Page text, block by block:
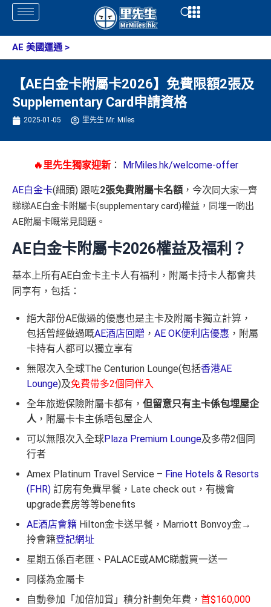
Skip
content
Open
AE 美國運通 >
【AE白金卡附屬卡2026】免費限額2張及
Supplementary Card申請資格
2025-01-05 里先生 Mr. Miles
🔥里先生獨家迎新： MrMiles.hk/welcome-offer
AE白金卡(細頭) 跟咗2張免費附屬卡名額 ，今次同大家一齊
睇睇AE白金卡附屬卡(supplementary card)權益，同埋一啲出
AE附屬卡嘅常見問題。
AE白金卡附屬卡2026權益及福利？
基本上所有AE白金卡主卡人有福利，附屬卡持卡人都會共
同享有，包括：
絕大部份AE做過的優惠也是主卡及附屬卡獨立計算，
包括曾經做過嘅AE酒店回贈 ， AE OK便利店優惠 ，附屬
卡持有人都可以獨立享有
無限次入全球The Centurion Lounge(包括香港AE
Lounge)及免費帶多2個同伴入
全年旅遊保險附屬卡都有， 但留意只有主卡係包埋屋企
人，附屬卡卡主係唔包屋企人
可以無限次入全球Plaza Premium Lounge及多帶2個同
行者
Amex Platinum Travel Service – Fine Hotels & Resorts
(FHR) 訂房有免費早餐，Late check out，有機會
upgrade套房等等benefits
AE酒店會籍 Hilton金卡送早餐，Marriott Bonvoy金→
拎會籍登記網址
星期五係百老匯、PALACE或AMC睇戲買一送一
同樣為金屬卡
自動參加「加倍加賞」積分計劃免年費， 首$160,000